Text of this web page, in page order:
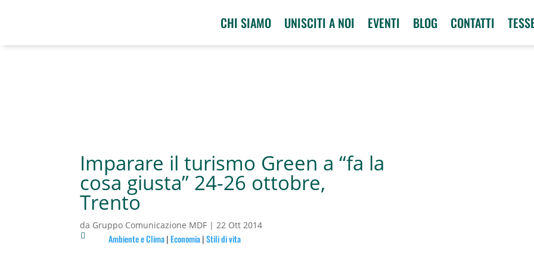
CHI SIAMO UNISCITI A NOI EVENTI BLOG CONTATTI
Imparare il turismo Green a “fa la
cosa giusta” 24-26 ottobre,
Trento
da Gruppo Comunicazione MDF | 22 Ott 2014
 Ambiente e Clima|Economia|Stili di vita